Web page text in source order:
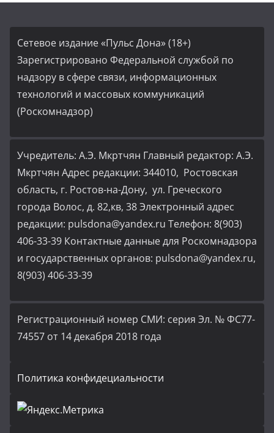
Сетевое издание «Пульс Дона» (18+)
Зарегистрировано Федеральной службой по
надзору в сфере связи, информационных
технологий и массовых коммуникаций
(Роскомнадзор)
Учредитель: А.Э. Мкртчян Главный редактор: А.Э.
Мкртчян Адрес редакции: 344010, Ростовская
область, г. Ростов-на-Дону, ул. Греческого
города Волос, д. 82,кв, 38 Электронный адрес
редакции: pulsdona@yandex.ru Телефон: 8(903)
406-33-39 Контактные данные для Роскомнадзора
и государственных органов: pulsdona@yandex.ru,
8(903) 406-33-39
Регистрационный номер СМИ: серия Эл. № ФС77-
74557 от 14 декабря 2018 года
Политика конфидециальности